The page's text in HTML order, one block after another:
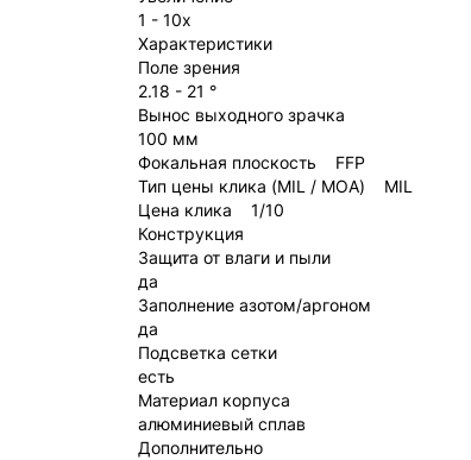
1 - 10x
Характеристики
Поле зрения
2.18 - 21 °
Вынос выходного зрачка
100 мм
Фокальная плоскость FFP
Тип цены клика (MIL / MOA) MIL
Цена клика 1/10
Конструкция
Защита от влаги и пыли
да
Заполнение азотом/аргоном
да
Подсветка сетки
есть
Материал корпуса
алюминиевый сплав
Дополнительно